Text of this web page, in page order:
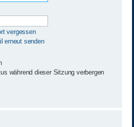
vergessen
erneut senden
während dieser Sitzung verbergen